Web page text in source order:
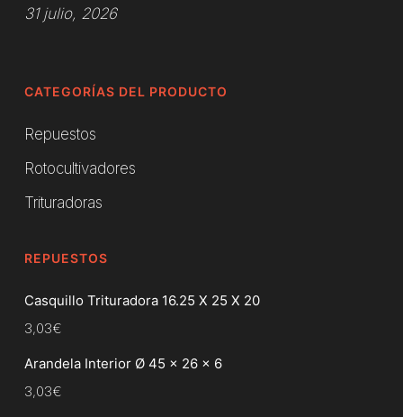
31 julio, 2026
CATEGORÍAS DEL PRODUCTO
Repuestos
Rotocultivadores
Trituradoras
REPUESTOS
Casquillo Trituradora 16.25 X 25 X 20
3,03€
Arandela Interior Ø 45 x 26 x 6
3,03€